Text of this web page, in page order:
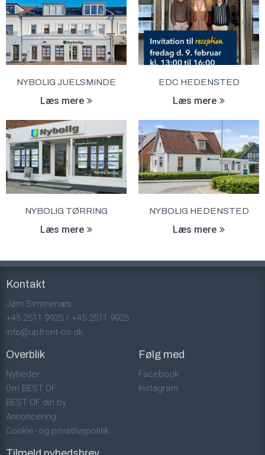
NYBOLIG JUELSMINDE
Læs mere
EDC HEDENSTED
Læs mere
NYBOLIG TØRRING
Læs mere
NYBOLIG HEDENSTED
Læs mere
Kontakt
Jørn Simmenæs
+45 2511 9925 / +45 2511 9925
info@upfront-co.dk
Overblik
Nyheder
Om BEST OF
BEST OF din by
Annoncering
Cookie- og privatlivspolitik
Følg med
Facebook
Instagram